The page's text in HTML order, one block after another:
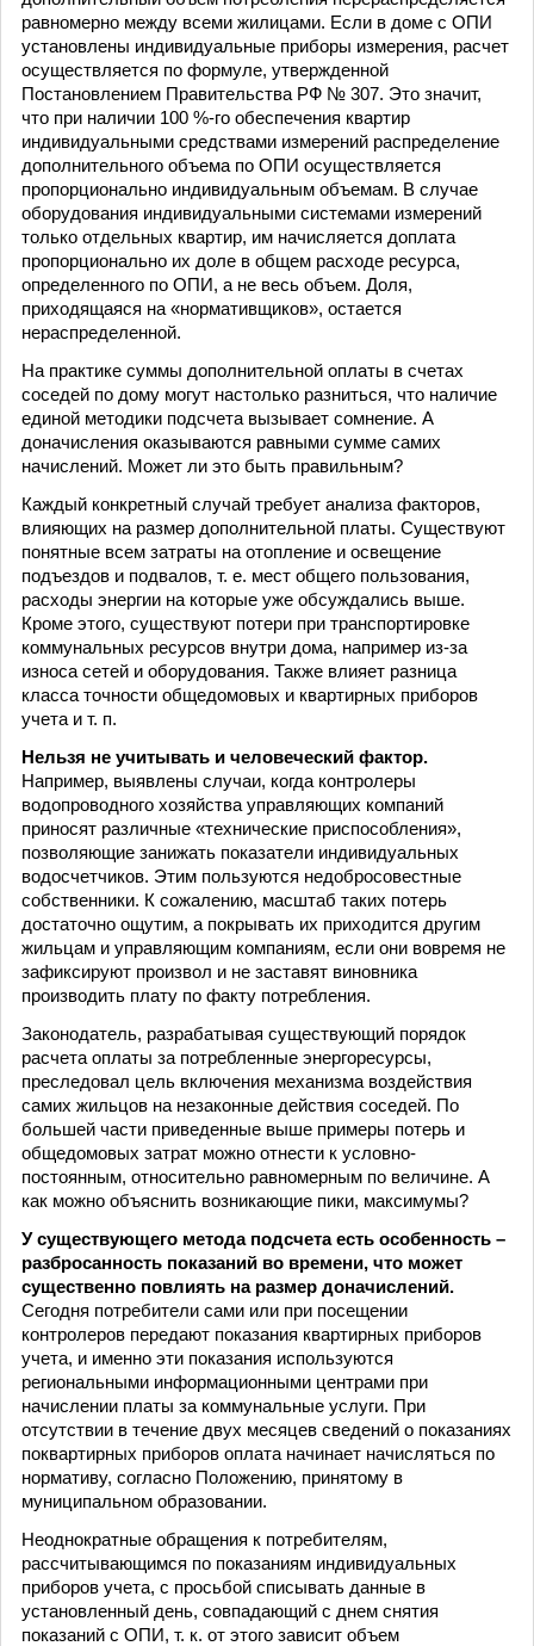
равномерно между всеми жилицами. Если в доме с ОПИ
установлены индивидуальные приборы измерения, расчет
осуществляется по формуле, утвержденной
Постановлением Правительства РФ № 307. Это значит,
что при наличии 100 %-го обеспечения квартир
индивидуальными средствами измерений распределение
дополнительного объема по ОПИ осуществляется
пропорционально индивидуальным объемам. В случае
оборудования индивидуальными системами измерений
только отдельных квартир, им начисляется доплата
пропорционально их доле в общем расходе ресурса,
определенного по ОПИ, а не весь объем. Доля,
приходящаяся на «нормативщиков», остается
нераспределенной.
На практике суммы дополнительной оплаты в счетах
соседей по дому могут настолько разниться, что наличие
единой методики подсчета вызывает сомнение. А
доначисления оказываются равными сумме самих
начислений. Может ли это быть правильным?
Каждый конкретный случай требует анализа факторов,
влияющих на размер дополнительной платы. Существуют
понятные всем затраты на отопление и освещение
подъездов и подвалов, т. е. мест общего пользования,
расходы энергии на которые уже обсуждались выше.
Кроме этого, существуют потери при транспортировке
коммунальных ресурсов внутри дома, например из-за
износа сетей и оборудования. Также влияет разница
класса точности общедомовых и квартирных приборов
учета и т. п.
Нельзя не учитывать и человеческий фактор.
Например, выявлены случаи, когда контролеры
водопроводного хозяйства управляющих компаний
приносят различные «технические приспособления»,
позволяющие занижать показатели индивидуальных
водосчетчиков. Этим пользуются недобросовестные
собственники. К сожалению, масштаб таких потерь
достаточно ощутим, а покрывать их приходится другим
жильцам и управляющим компаниям, если они вовремя не
зафиксируют произвол и не заставят виновника
производить плату по факту потребления.
Законодатель, разрабатывая существующий порядок
расчета оплаты за потребленные энергоресурсы,
преследовал цель включения механизма воздействия
самих жильцов на незаконные действия соседей. По
большей части приведенные выше примеры потерь и
общедомовых затрат можно отнести к условно-
постоянным, относительно равномерным по величине. А
как можно объяснить возникающие пики, максимумы?
У существующего метода подсчета есть особенность –
разбросанность показаний во времени, что может
существенно повлиять на размер доначислений.
Сегодня потребители сами или при посещении
контролеров передают показания квартирных приборов
учета, и именно эти показания используются
региональными информационными центрами при
начислении платы за коммунальные услуги. При
отсутствии в течение двух месяцев сведений о показаниях
поквартирных приборов оплата начинает начисляться по
нормативу, согласно Положению, принятому в
муниципальном образовании.
Неоднократные обращения к потребителям,
рассчитывающимся по показаниям индивидуальных
приборов учета, с просьбой списывать данные в
установленный день, совпадающий с днем снятия
показаний с ОПИ, т. к. от этого зависит объем